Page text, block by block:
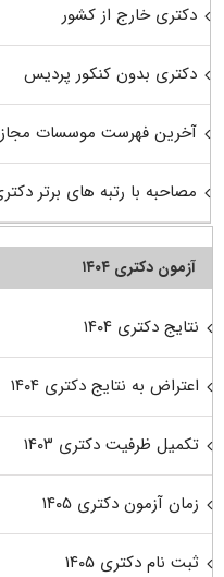
دکتری خارج از کشور
دکتری بدون کنکور پردیس
آخرین فهرست موسسات مجاز
مصاحبه با رتبه های برتر
آزمون دکتری ۱۴۰۴
نتایج دکتری ۱۴۰۴
اعتراض به نتایج دکتری ۱۴۰۴
تکمیل ظرفیت دکتری ۱۴۰۳
زمان آزمون دکتری ۱۴۰۵
ثبت نام دکتری ۱۴۰۵